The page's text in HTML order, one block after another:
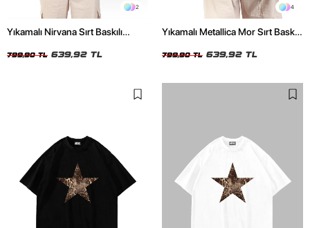
2
Yıkamalı Nirvana Sırt Baskılı
799,90 TL 639,92 TL
4
Yıkamalı Metallica Mor Sırt Baskılı
799,90 TL 639,92 TL